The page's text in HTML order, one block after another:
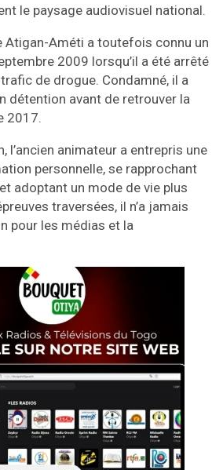
le paysage audiovisuel national.
Atigan-Améti a toutefois connu un
2009 lorsqu’il a été arrêté
de drogue. Condamné, il a
détention avant de retrouver la
2017.
l’ancien animateur a entrepris une
personnelle, se rapprochant
adoptant un mode de vie plus
traversées, il n’a jamais
pour les médias et la